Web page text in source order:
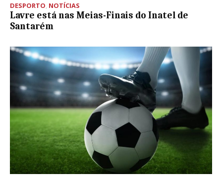
DESPORTO, NOTÍCIAS
Lavre está nas Meias-Finais do Inatel de
Santarém